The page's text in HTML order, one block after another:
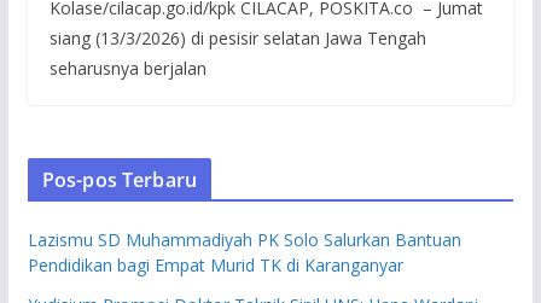
Kolase/cilacap.go.id/kpk CILACAP, POSKITA.co – Jumat
siang (13/3/2026) di pesisir selatan Jawa Tengah
seharusnya berjalan
Pos-pos Terbaru
Lazismu SD Muhammadiyah PK Solo Salurkan Bantuan
Pendidikan bagi Empat Murid TK di Karanganyar